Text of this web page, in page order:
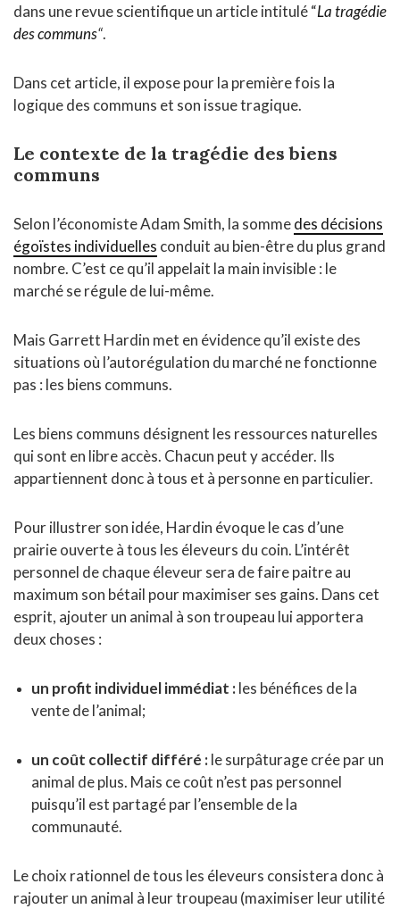
dans une revue scientifique un article intitulé “La tragédie
des communs“.
Dans cet article, il expose pour la première fois la
logique des communs et son issue tragique.
Le contexte de la tragédie des biens
communs
Selon l’économiste Adam Smith, la sommedes décisions
égoïstes individuelles conduit au bien-être du plus grand
nombre. C’est ce qu’il appelait la main invisible : le
marché se régule de lui-même.
Mais Garrett Hardin met en évidence qu’il existe des
situations où l’autorégulation du marché ne fonctionne
pas : les biens communs.
Les biens communs désignent les ressources naturelles
qui sont en libre accès. Chacun peut y accéder. Ils
appartiennent donc à tous et à personne en particulier.
Pour illustrer son idée, Hardin évoque le cas d’une
prairie ouverte à tous les éleveurs du coin. L’intérêt
personnel de chaque éleveur sera de faire paitre au
maximum son bétail pour maximiser ses gains. Dans cet
esprit, ajouter un animal à son troupeau lui apportera
deux choses :
un profit individuel immédiat :les bénéfices de la
vente de l’animal;
un coût collectif différé :le surpâturage crée par un
animal de plus. Mais ce coût n’est pas personnel
puisqu’il est partagé par l’ensemble de la
communauté.
Le choix rationnel de tous les éleveurs consistera donc à
rajouter un animal à leur troupeau (maximiser leur utilité